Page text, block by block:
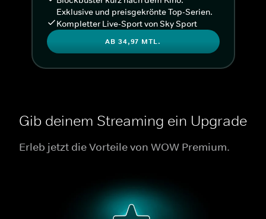
Exklusive und preisgekrönte Top-Serien.
Kompletter Live-Sport von Sky Sport
AB 34,97 MTL.
Gib deinem Streaming ein Upgrade
Erleb jetzt die Vorteile von WOW Premium.